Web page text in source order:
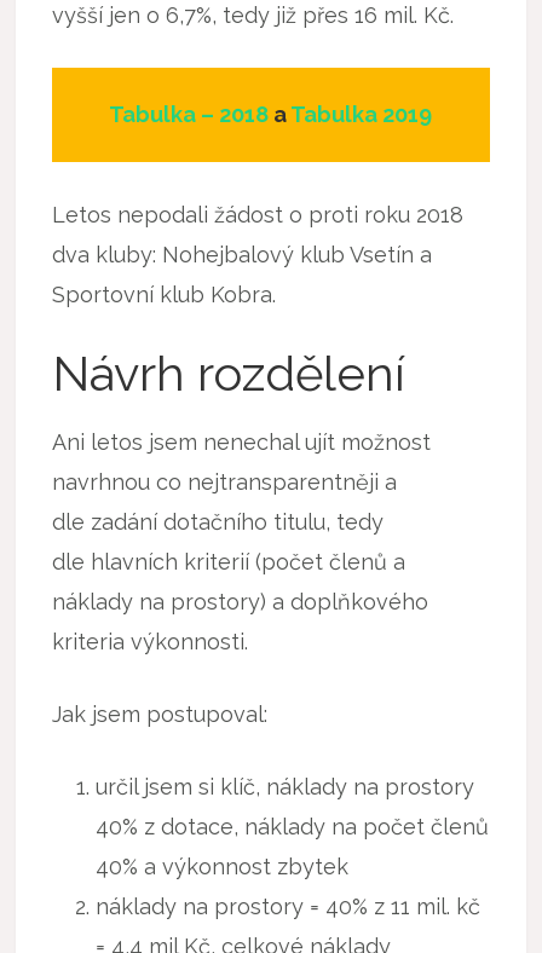
vyšší jen o 6,7%, tedy již přes 16 mil. Kč.
Tabulka – 2018 aTabulka 2019
Letos nepodali žádost o proti roku 2018
dva kluby: Nohejbalový klub Vsetín a
Sportovní klub Kobra.
Návrh rozdělení
Ani letos jsem nenechal ujít možnost
navrhnou co nejtransparentněji a
dle zadání dotačního titulu, tedy
dle hlavních kriterií (počet členů a
náklady na prostory) a doplňkového
kriteria výkonnosti.
Jak jsem postupoval:
určil jsem si klíč, náklady na prostory
40% z dotace, náklady na počet členů
40% a výkonnost zbytek
náklady na prostory = 40% z 11 mil. kč
= 4,4 mil Kč, celkové náklady